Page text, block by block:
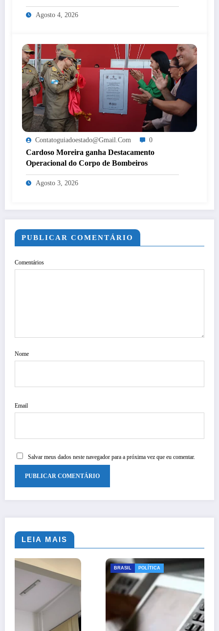
Agosto 4, 2026
Contatoguiadoestado@gmail.com 0
Cardoso Moreira ganha Destacamento
Operacional do Corpo de Bombeiros
Agosto 3, 2026
PUBLICAR COMENTÁRIO
Comentários
Nome
Email
Salvar meus dados neste navegador para a próxima vez que eu comentar.
LEIA MAIS
BRASIL